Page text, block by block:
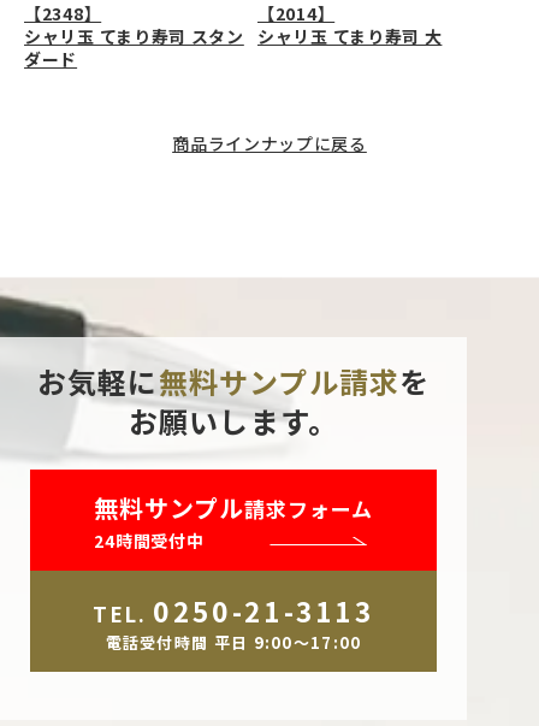
【2348】
シャリ玉 てまり寿司 スタン
ダード
【2014】
シャリ玉 てまり寿司 大
商品ラインナップに戻る
お気軽に無料サンプル請求を
お願いします。
無料サンプル請求フォーム
24時間受付中
TEL. 0250-21-3113
電話受付時間 平日 9:00～17:00